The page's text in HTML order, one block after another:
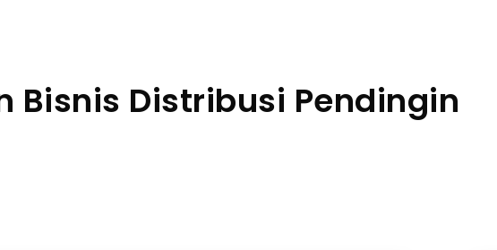
Bisnis Distribusi Pendingin